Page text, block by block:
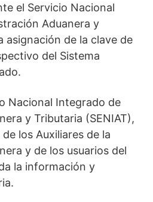
el Servicio Nacional
Aduanera y
asignación de la clave de
del Sistema
Nacional Integrado de
y Tributaria (SENIAT),
los Auxiliares de la
y de los usuarios del
la información y